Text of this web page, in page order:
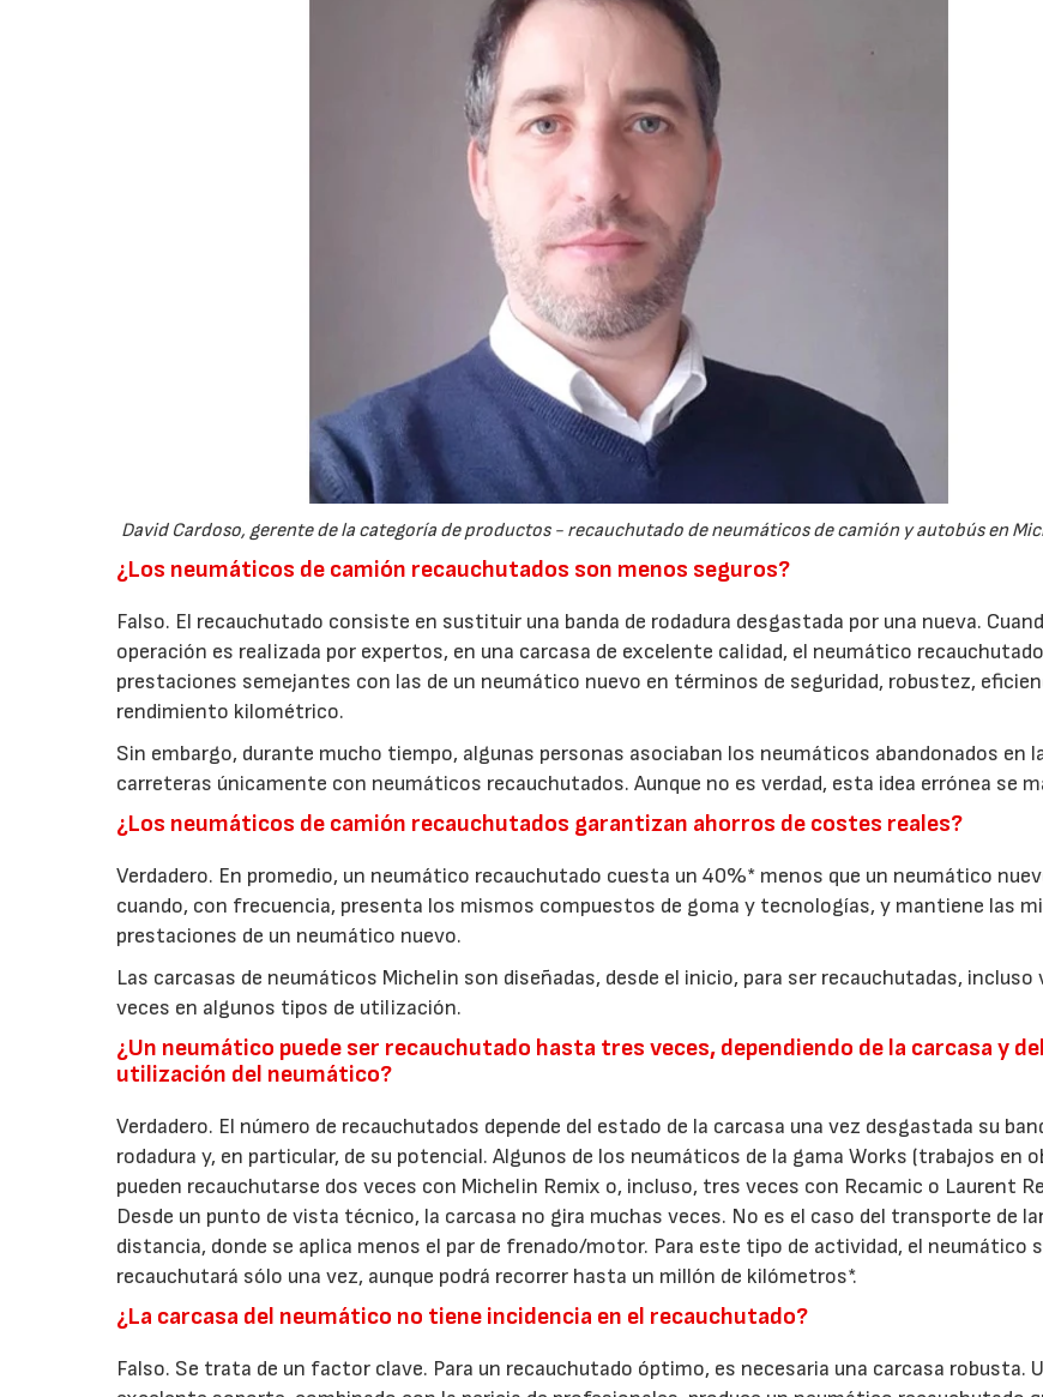
David Cardoso, gerente de la categoría de productos - recauchutado de neumáticos de camión y autobús en
¿Los neumáticos de camión recauchutados son menos seguros?
Falso. El recauchutado consiste en sustituir una banda de rodadura desgastada por una nueva.
operación es realizada por expertos, en una carcasa de excelente calidad, el neumático
prestaciones semejantes con las de un neumático nuevo en términos de seguridad, robustez,
rendimiento kilométrico.
Sin embargo, durante mucho tiempo, algunas personas asociaban los neumáticos abandonados en
carreteras únicamente con neumáticos recauchutados. Aunque no es verdad, esta idea errónea se
¿Los neumáticos de camión recauchutados garantizan ahorros de costes reales?
Verdadero. En promedio, un neumático recauchutado cuesta un 40%* menos que un neumático
cuando, con frecuencia, presenta los mismos compuestos de goma y tecnologías, y mantiene las
prestaciones de un neumático nuevo.
Las carcasas de neumáticos Michelin son diseñadas, desde el inicio, para ser recauchutadas, incluso
veces en algunos tipos de utilización.
¿Un neumático puede ser recauchutado hasta tres veces, dependiendo de la carcasa y
utilización del neumático?
Verdadero. El número de recauchutados depende del estado de la carcasa una vez desgastada su
rodadura y, en particular, de su potencial. Algunos de los neumáticos de la gama Works (trabajos en
pueden recauchutarse dos veces con Michelin Remix o, incluso, tres veces con Recamic o Laurent
Desde un punto de vista técnico, la carcasa no gira muchas veces. No es el caso del transporte de
distancia, donde se aplica menos el par de frenado/motor. Para este tipo de actividad, el neumático
recauchutará sólo una vez, aunque podrá recorrer hasta un millón de kilómetros*.
¿La carcasa del neumático no tiene incidencia en el recauchutado?
Falso. Se trata de un factor clave. Para un recauchutado óptimo, es necesaria una carcasa robusta.
07/07/2026